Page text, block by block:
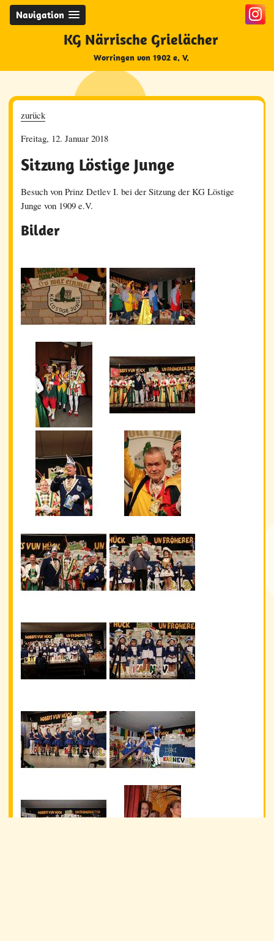
Navigation
KG Närrische Grielächer
Worringen von 1902 e. V.
zurück
Freitag, 12. Januar 2018
Sitzung Löstige Junge
Besuch von Prinz Detlev I. bei der Sitzung der KG Löstige
Junge von 1909 e.V.
Bilder